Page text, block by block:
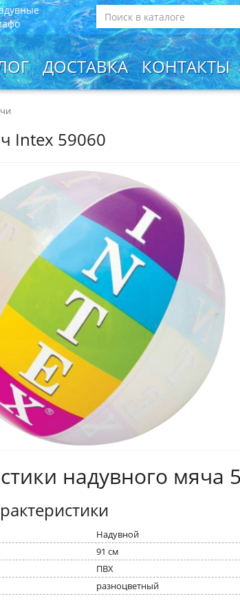
ДОСТАВКА КОНТАКТЫ
Intex 59060
надувного мяча
Надувной
91 см
ПВХ
разноцветный